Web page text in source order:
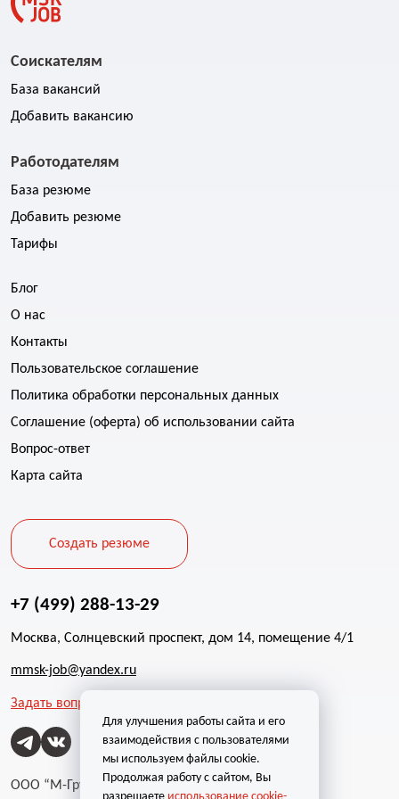
Соискателям
База вакансий
Добавить вакансию
Работодателям
База резюме
Добавить резюме
Тарифы
Блог
О нас
Контакты
Пользовательское соглашение
Политика обработки персональных данных
Соглашение (оферта) об использовании сайта
Вопрос-ответ
Карта сайта
Создать резюме
+7 (499) 288-13-29
Москва, Солнцевский проспект, дом 14, помещение 4/1
mmsk-job@yandex.ru
Задать вопрос
ООО “М-Групп”
Для улучшения работы сайта и его
взаимодействия с пользователями
мы используем файлы cookie.
Продолжая работу с сайтом, Вы